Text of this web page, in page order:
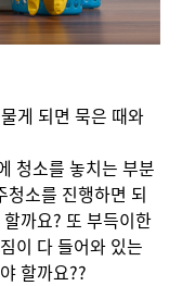
게 되면 묵은 때와
청소를 놓치는 부분
소를 진행하면 되
까요? 또 부득이한
이 다 들어와 있는
할까요??